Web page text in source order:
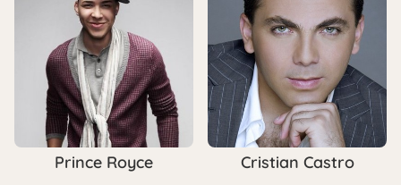
Prince Royce Cristian Castro